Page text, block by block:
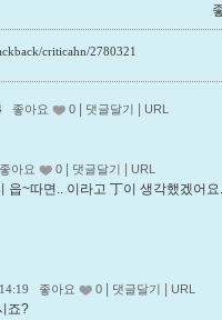
criticahn/2780321
좋아요 0 댓글달기 URL
좋아요 0 댓글달기 URL
읍~따면.. 이라고 丁이 생각했겠어요
좋아요 0 댓글달기 URL
죠?